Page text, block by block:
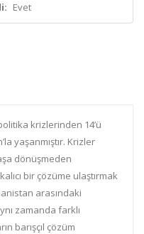
Evet
krizlerinden 14’ü
yaşanmıştır. Krizler
dönüşmeden
bir çözüme ulaştırmak
arasındaki
zamanda farklı
barışçıl çözüm